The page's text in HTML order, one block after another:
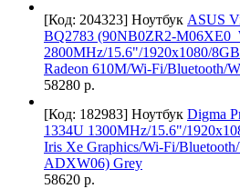
[Код: 204323] Ноутбук ASUS
BQ2783 (90NB0ZR2-
2800MHz/15.6"/1920x1080/
Radeon 610M/Wi-Fi/Bluetooth/
58280 р.
[Код: 182983] Ноутбук Digma
1334U 1300MHz/15.6"/
Iris Xe Graphics/Wi-Fi/
ADXW06) Grey
58620 р.